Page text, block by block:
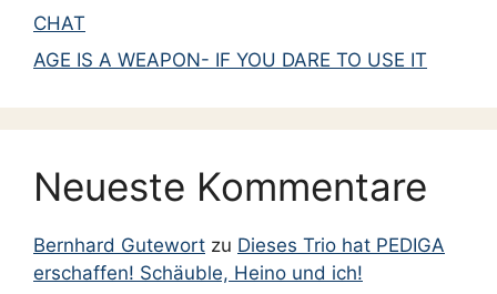
Februar 2005
November 2004
September 2004
CHAT
AGE IS A WEAPON- IF YOU DARE TO USE IT
Neueste Kommentare
Bernhard Gutewort zu Dieses Trio hat PEDIGA
erschaffen! Schäuble, Heino und ich!